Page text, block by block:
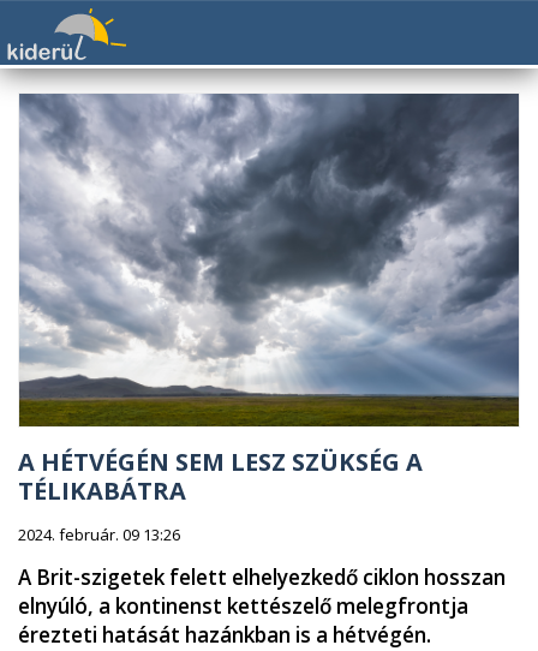
A HÉTVÉGÉN SEM LESZ SZÜKSÉG A
TÉLIKABÁTRA
2024. február. 09 13:26
A Brit-szigetek felett elhelyezkedő ciklon hosszan
elnyúló, a kontinenst kettészelő melegfrontja
érezteti hatását hazánkban is a hétvégén.